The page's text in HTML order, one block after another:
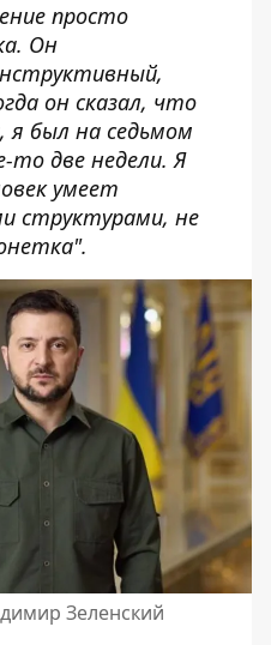
просто
Он
он сказал, что
был на седьмом
то две недели. Я
умеет
структурами, не
Зеленский